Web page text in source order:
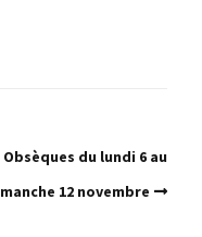
Obsèques du lundi 6 au
12 novembre